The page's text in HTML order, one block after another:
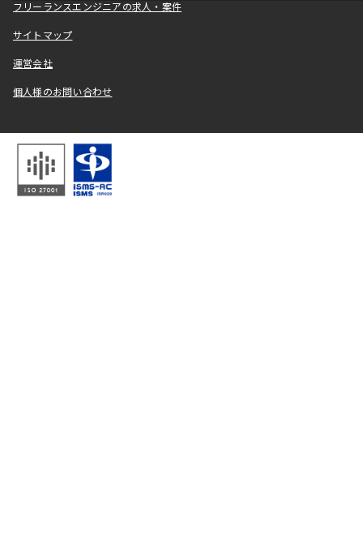
フリーランスエンジニアの求人・案件
サイトマップ
運営会社
個人様のお問い合わせ